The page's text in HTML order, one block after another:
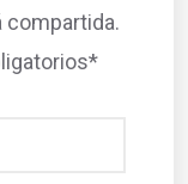
compartida.